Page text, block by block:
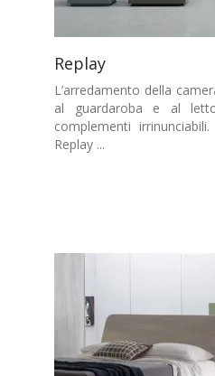
Replay
L’arredamento della
al guardaroba e al
complementi
Replay ...